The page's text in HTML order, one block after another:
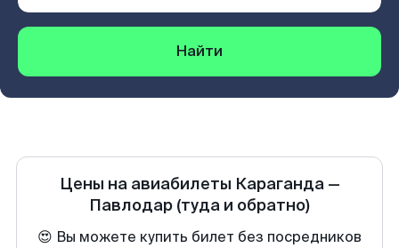
Найти
Цены на авиабилеты Караганда—
Павлодар (туда и обратно)
😍 Вы можете купить билет без посредников